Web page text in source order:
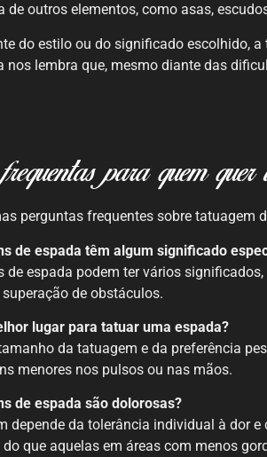
de outros elementos, como asas,
do estilo ou do significado escolhido,
nos lembra que, mesmo diante das
para quem
perguntas frequentes sobre tatuagem
de espada têm algum significado
de espada podem ter vários
de obstáculos.
lugar para tatuar uma espada?
da tatuagem e da preferência
menores nos pulsos ou nas mãos.
de espada são dolorosas?
depende da tolerância individual à dor
que aquelas em áreas com menos